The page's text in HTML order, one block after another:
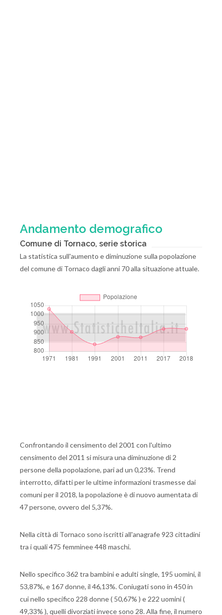
Andamento demografico
Comune di Tornaco, serie storica
La statistica sull'aumento e diminuzione sulla popolazione
del comune di Tornaco dagli anni 70 alla situazione attuale.
Confrontando il censimento del 2001 con l'ultimo
censimento del 2011 si misura una diminuzione di 2
persone della popolazione, pari ad un 0,23%. Trend
interrotto, difatti per le ultime informazioni trasmesse dai
comuni per il 2018, la popolazione è di nuovo aumentata di
47 persone, ovvero del 5,37%.
Nella città di Tornaco sono iscritti all'anagrafe 923 cittadini
tra i quali 475 femminee 448 maschi.
Nello specifico 362 tra bambini e adulti single, 195 uomini, il
53,87%, e 167 donne, il 46,13%. Coniugati sono in 450 in
cui nello specifico 228 donne ( 50,67% ) e 222 uomini (
49,33% ), quelli divorziati invece sono 28. Alla fine, il numero